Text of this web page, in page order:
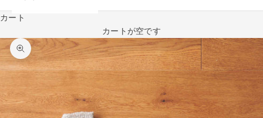
カート
カートが空です
ズームイン